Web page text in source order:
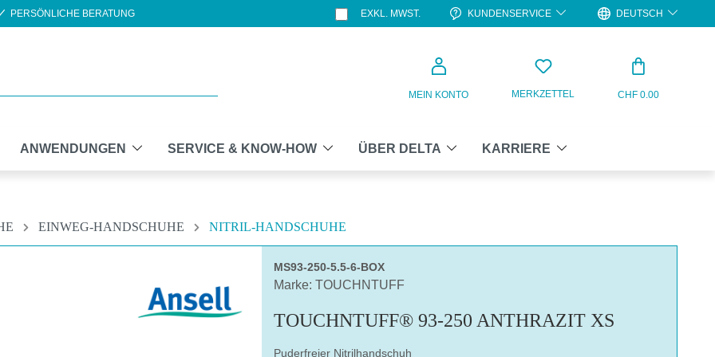
PERSÖNLICHE BERATUNG EXKL. MWST. KUNDENSERVICE DEUTSCH
MEIN KONTO MERKZETTEL CHF 0.00
ANWENDUNGEN SERVICE & KNOW-HOW ÜBER DELTA KARRIERE
EINWEG-HANDSCHUHE
NITRIL-HANDSCHUHE
MS93-250-5.5-6-BOX
Marke: TOUCHNTUFF
TOUCHNTUFF® 93-250 ANTHRAZIT XS
Puderfreier Nitrilhandschuh